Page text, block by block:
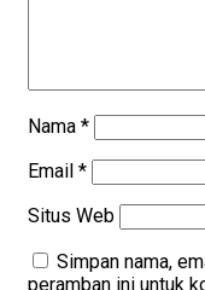
Nama *
Email *
Situs Web
Simpan nama,
peramban ini untuk